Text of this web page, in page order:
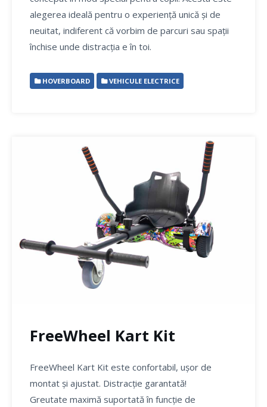
alegerea ideală pentru o experiență unică și de
neuitat, indiferent că vorbim de parcuri sau spații
închise unde distracția e în toi.
HOVERBOARD VEHICULE ELECTRICE
FreeWheel Kart Kit
FreeWheel Kart Kit este confortabil, ușor de
montat și ajustat. Distracție garantată!
Greutate maximă suportată în funcție de